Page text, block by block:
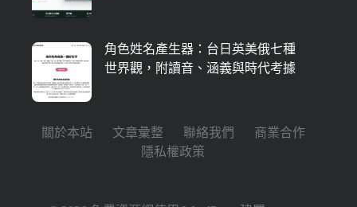
角色姓名產生器：台日英美俄七種
世界觀，附讀音、涵義與時代考據
關於本站 文章彙整 聯絡我們
商業合作
隱私權政策